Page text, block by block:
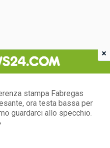
stampa Fabregas
ora testa bassa per
guardarci allo specchio.
×